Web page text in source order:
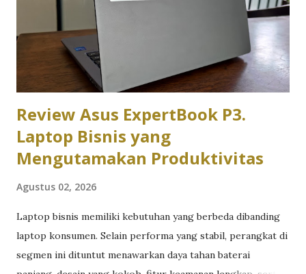
Review Asus ExpertBook P3.
Laptop Bisnis yang
Mengutamakan Produktivitas
Agustus 02, 2026
Laptop bisnis memiliki kebutuhan yang berbeda dibanding
laptop konsumen. Selain performa yang stabil, perangkat di
segmen ini dituntut menawarkan daya tahan baterai